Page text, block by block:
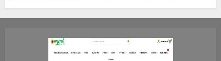
2026.JÚLIUS.23. CSÜTÖRTÖK.
0